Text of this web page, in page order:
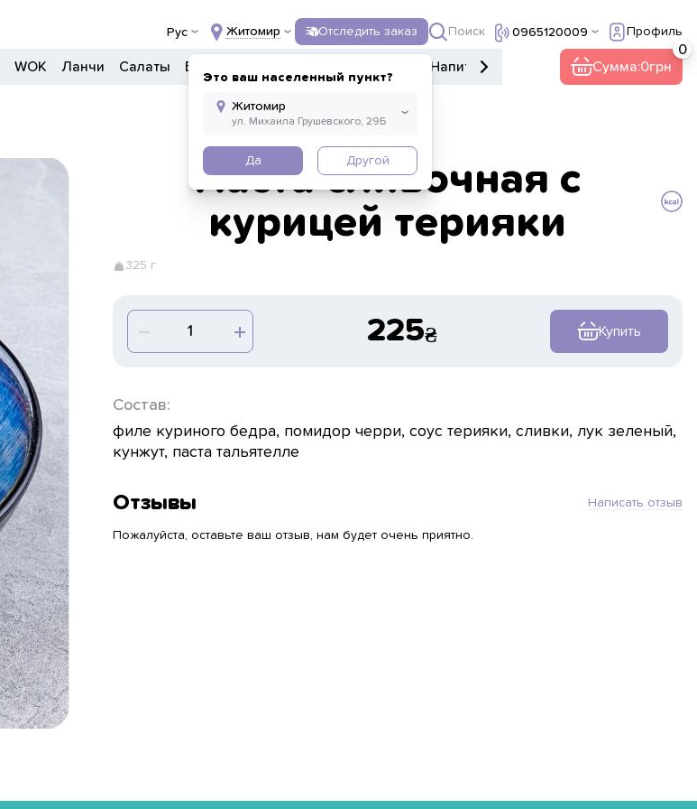
Рус Житомир
Это ваш населенный пункт?
Да Другой
Отследить заказ Поиск 0965120009 Профиль
WOK Ланчи Салаты Боулы Напитки Сумма:0
Паста сливочная с
курицей терияки
325 г
225 Купить
Состав:
филе куриного бедра, помидор черри, соус терияки, сливки, лук зеленый,
кунжут, паста тальятелле
Отзывы Написать отзыв
Пожалуйста, оставьте ваш отзыв, нам будет очень приятно.